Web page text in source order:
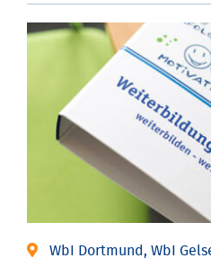
WbI Dortmund, WbI